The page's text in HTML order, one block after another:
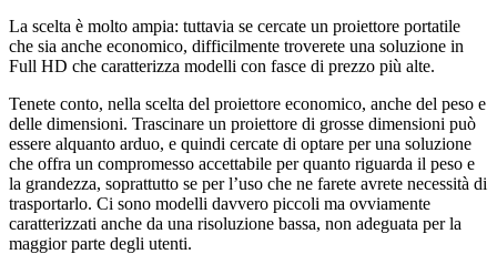
La scelta è molto ampia: tuttavia se cercate un proiettore portatile
che sia anche economico, difficilmente troverete una soluzione in
Full HD che caratterizza modelli con fasce di prezzo più alte.
Tenete conto, nella scelta del proiettore economico, anche del peso e
delle dimensioni. Trascinare un proiettore di grosse dimensioni può
essere alquanto arduo, e quindi cercate di optare per una soluzione
che offra un compromesso accettabile per quanto riguarda il peso e
la grandezza, soprattutto se per l’uso che ne farete avrete necessità di
trasportarlo. Ci sono modelli davvero piccoli ma ovviamente
caratterizzati anche da una risoluzione bassa, non adeguata per la
maggior parte degli utenti.